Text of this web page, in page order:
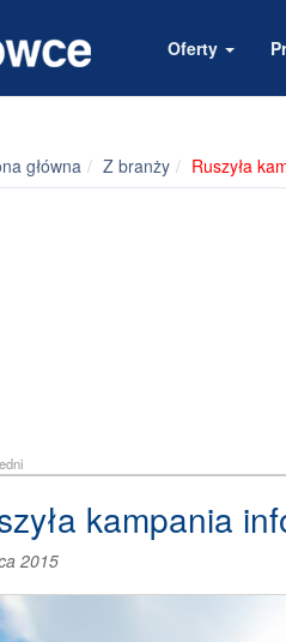
Oferty
główna Z branży Ruszyła
kampania
2015